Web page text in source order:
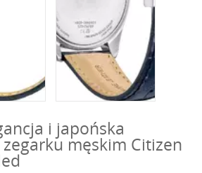
i japońska
męskim Citizen